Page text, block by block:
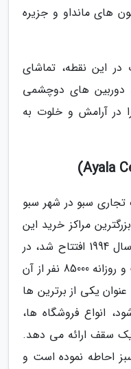
های مانداو و جزیره
این نقطه، تماشای
دوربین های دوچشمی
در آرامش و خلوت به
تجاری سبو در شهر سبو
مراکز خرید این
کشور است. این مرکز خرید که در سال 1994 افتتاح شد، در
خارج از مترو مانیل واقع شده است و روزانه 85000 نفر از آن
عنوان یکی از برترین ها
انواع فروشگاه ها،
یک سقف ارائه می دهد.
احاطه نموده است و